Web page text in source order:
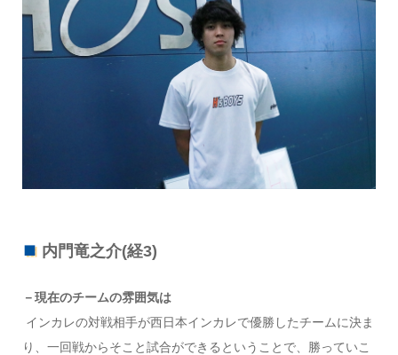
内門竜之介(経3)
－現在のチームの雰囲気は
インカレの対戦相手が西日本インカレで優勝したチームに決ま
り、一回戦からそこと試合ができるということで、勝っていこ